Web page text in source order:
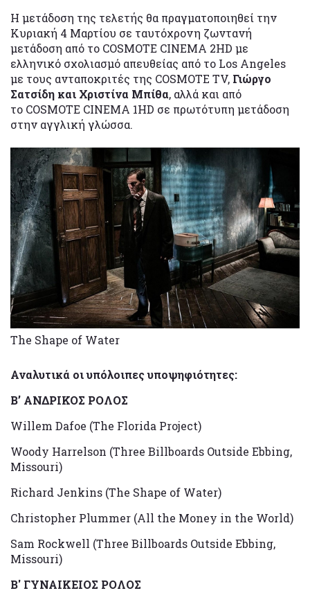
Η μετάδοση της τελετής θα πραγματοποιηθεί την
Κυριακή 4 Μαρτίου σε ταυτόχρονη ζωντανή
μετάδοση από το COSMOTE CINEMA 2HD με
ελληνικό σχολιασμό απευθείας από το Los Angeles
με τους ανταποκριτές της COSMOTE TV, Γιώργο
Σατσίδη και Χριστίνα Μπίθα, αλλά και από
το COSMOTE CINEMA 1HD σε πρωτότυπη μετάδοση
στην αγγλική γλώσσα.
The Shape of Water
Αναλυτικά οι υπόλοιπες υποψηφιότητες:
Β’ ΑΝΔΡΙΚΟΣ ΡΟΛΟΣ
Willem Dafoe (The Florida Project)
Woody Harrelson (Three Billboards Outside Ebbing,
Missouri)
Richard Jenkins (The Shape of Water)
Christopher Plummer (All the Money in the World)
Sam Rockwell (Three Billboards Outside Ebbing,
Missouri)
Β' ΓΥΝΑΙΚΕΙΟΣ ΡΟΛΟΣ